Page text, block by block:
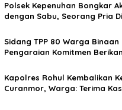
Polsek Kepenuhan Bongkar
dengan Sabu, Seorang Pria
Sidang TPP 80 Warga
Pengaraian Komitmen
Kapolres Rohul Kembalikan
Curanmor, Warga: Terima